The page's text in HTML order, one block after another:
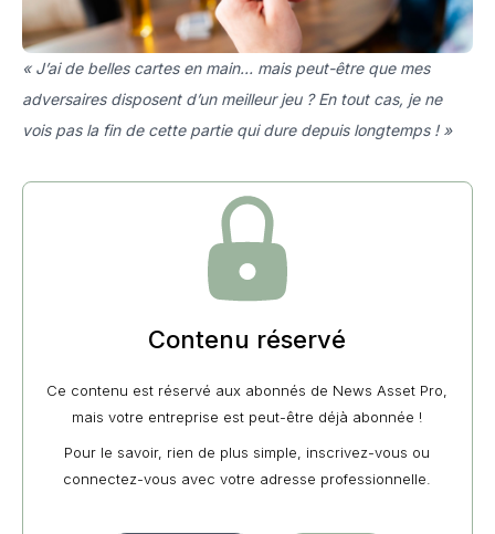
« J’ai de belles cartes en main… mais peut-être que mes
adversaires disposent d’un meilleur jeu ? En tout cas, je ne
vois pas la fin de cette partie qui dure depuis longtemps ! »
Contenu réservé
Ce contenu est réservé aux abonnés de News Asset Pro,
mais votre entreprise est peut-être déjà abonnée !
Pour le savoir, rien de plus simple, inscrivez-vous ou
connectez-vous avec votre adresse professionnelle.